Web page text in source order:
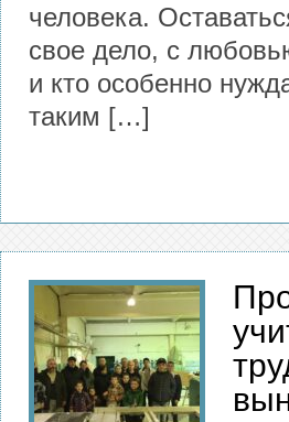
человека.
свое дело, с
и кто особенно
таким […]